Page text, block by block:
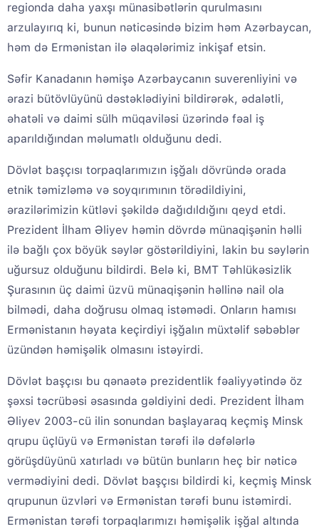
regionda daha yaxşı münasibətlərin qurulmasını
arzulayırıq ki, bunun nəticəsində bizim həm Azərbaycan,
həm də Ermənistan ilə əlaqələrimiz inkişaf etsin.
Səfir Kanadanın həmişə Azərbaycanın suverenliyini və
ərazi bütövlüyünü dəstəklədiyini bildirərək, ədalətli,
əhatəli və daimi sülh müqaviləsi üzərində fəal iş
aparıldığından məlumatlı olduğunu dedi.
Dövlət başçısı torpaqlarımızın işğalı dövründə orada
etnik təmizləmə və soyqırımının törədildiyini,
ərazilərimizin kütləvi şəkildə dağıdıldığını qeyd etdi.
Prezident İlham Əliyev həmin dövrdə münaqişənin həlli
ilə bağlı çox böyük səylər göstərildiyini, lakin bu səylərin
uğursuz olduğunu bildirdi. Belə ki, BMT Təhlükəsizlik
Şurasının üç daimi üzvü münaqişənin həllinə nail ola
bilmədi, daha doğrusu olmaq istəmədi. Onların hamısı
Ermənistanın həyata keçirdiyi işğalın müxtəlif səbəblər
üzündən həmişəlik olmasını istəyirdi.
Dövlət başçısı bu qənaətə prezidentlik fəaliyyətində öz
şəxsi təcrübəsi əsasında gəldiyini dedi. Prezident İlham
Əliyev 2003-cü ilin sonundan başlayaraq keçmiş Minsk
qrupu üçlüyü və Ermənistan tərəfi ilə dəfələrlə
görüşdüyünü xatırladı və bütün bunların heç bir nəticə
vermədiyini dedi. Dövlət başçısı bildirdi ki, keçmiş Minsk
qrupunun üzvləri və Ermənistan tərəfi bunu istəmirdi.
Ermənistan tərəfi torpaqlarımızı həmişəlik işğal altında